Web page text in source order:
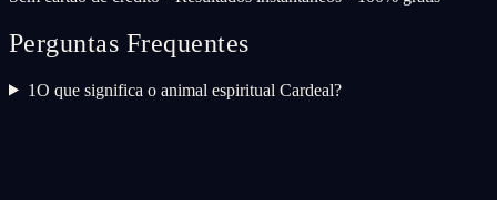
Perguntas Frequentes
1O que significa o animal espiritual Cardeal?